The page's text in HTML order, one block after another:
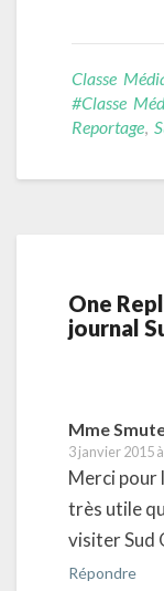
Classe
#classe
Reportage
One
journal
Mme
3 janvier 2015
Merci pour
très utile
visiter Sud
Répondre